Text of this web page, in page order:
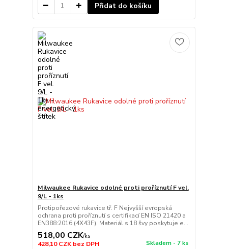
Přidat do košíku
Milwaukee Rukavice odolné proti proříznutí F vel.
9/L - 1ks
Protipořezové rukavice tř. F Nejvyšší evropská
ochrana proti proříznutí s certifikací EN ISO 21420 a
EN388:2016 (4X43F). Materiál s 18 švy poskytuje e...
518,00 CZK/ks
428,10 CZKbez DPH Skladem - 7 ks